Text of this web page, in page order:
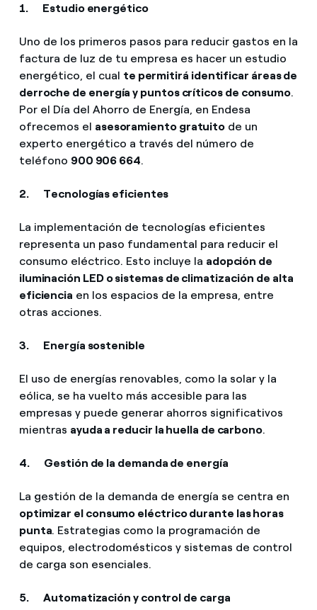
1. Estudio energético
Uno de los primeros pasos para reducir gastos en la
factura de luz de tu empresa es hacer un estudio
energético, el cual te permitirá identificar áreas de
derroche de energía y puntos críticos de consumo.
Por el Día del Ahorro de Energía, en Endesa
ofrecemos el asesoramiento gratuito de un
experto energético a través del número de
teléfono 900 906 664.
2. Tecnologías eficientes
La implementación de tecnologías eficientes
representa un paso fundamental para reducir el
consumo eléctrico. Esto incluye la adopción de
iluminación LED o sistemas de climatización de alta
eficiencia en los espacios de la empresa, entre
otras acciones.
3. Energía sostenible
El uso de energías renovables, como la solar y la
eólica, se ha vuelto más accesible para las
empresas y puede generar ahorros significativos
mientras ayuda a reducir la huella de carbono.
4. Gestión de la demanda de energía
La gestión de la demanda de energía se centra en
optimizar el consumo eléctrico durante las horas
punta. Estrategias como la programación de
equipos, electrodomésticos y sistemas de control
de carga son esenciales.
5. Automatización y control de carga